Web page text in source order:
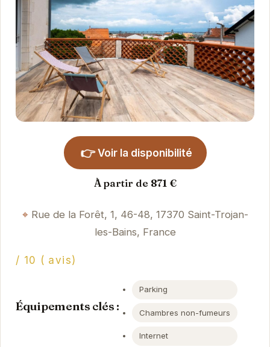
👉 Voir la disponibilité
À partir de 871 €
Rue de la Forêt, 1, 46-48, 17370 Saint-Trojan-
les-Bains, France
/ 10 ( avis)
Équipements clés :
Parking
Chambres non-fumeurs
Internet